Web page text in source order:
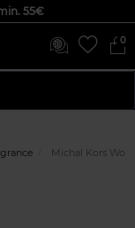
55€
0
Michal Kors